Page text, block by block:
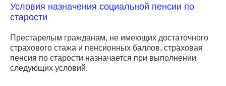
Условия назначения социальной пенсии по
старости
Престарелым гражданам, не имеющих достаточного
страхового стажа и пенсионных баллов, страховая
пенсия по старости назначается при выполнении
следующих условий.